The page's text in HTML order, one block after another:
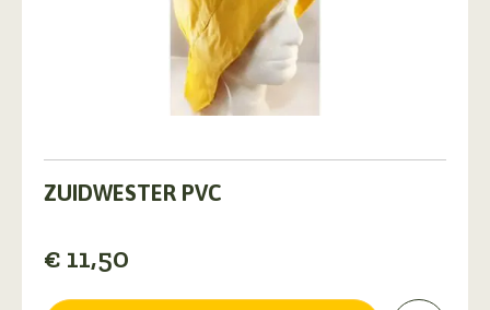
ZUIDWESTER PVC
€ 11,50